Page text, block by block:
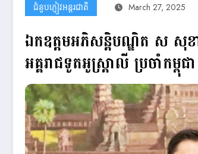
ជំនួបភ្ញៀវអន្តរជាតិ March 27, 2025
ឯកឧត្តមអភិសន្តិបណ្ឌិត ស សុខ
អគ្គរាជទូតអូស្ត្រាលី ប្រចាំកម្ពុជា